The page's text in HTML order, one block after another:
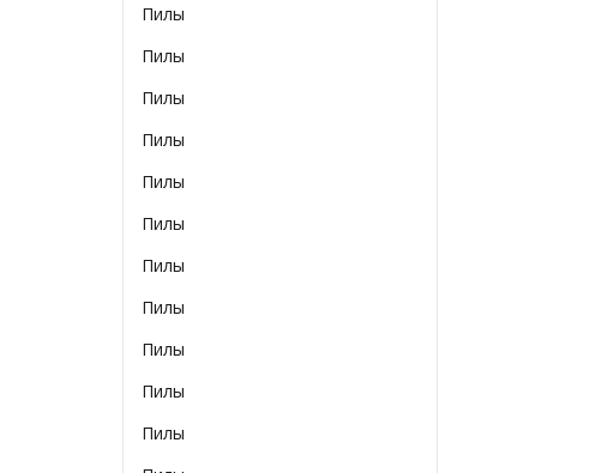
Пилы
Пилы
Пилы
Пилы
Пилы
Пилы
Пилы
Пилы
Пилы
Пилы
Пилы